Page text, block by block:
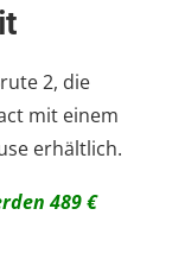
2, die
mit einem
erhältlich.
489 €